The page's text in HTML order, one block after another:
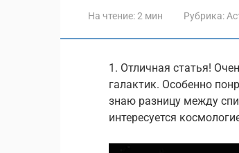
На чтение:2 мин Рубрика:
1. Отличная статья!
галактик. Особенно
знаю разницу между
интересуется